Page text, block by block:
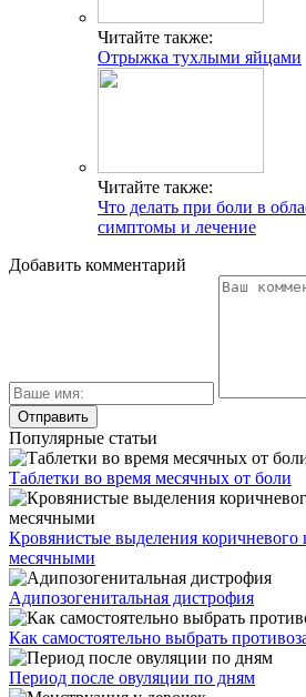
Читайте также:
Отрыжка тухлыми яйцами
Читайте также:
Что делать при боли в
симптомы и лечение
Добавить комментарий
Популярные статьи
Таблетки во время месячных от боли
Кровянистые выделения коричневого
месячными
Адипозогенитальная дистрофия
Как самостоятельно выбрать
Период после овуляции по дням